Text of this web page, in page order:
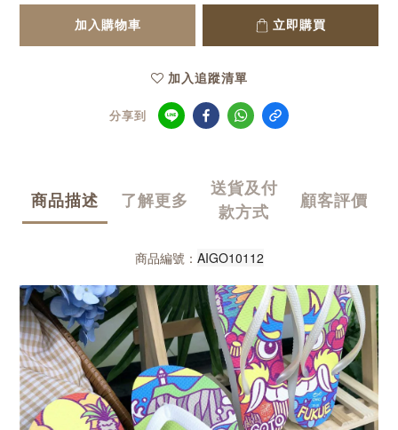
加入購物車 立即購買
加入追蹤清單
分享到
商品描述 了解更多
送貨及付
款方式
顧客評價
商品編號： AIGO10112